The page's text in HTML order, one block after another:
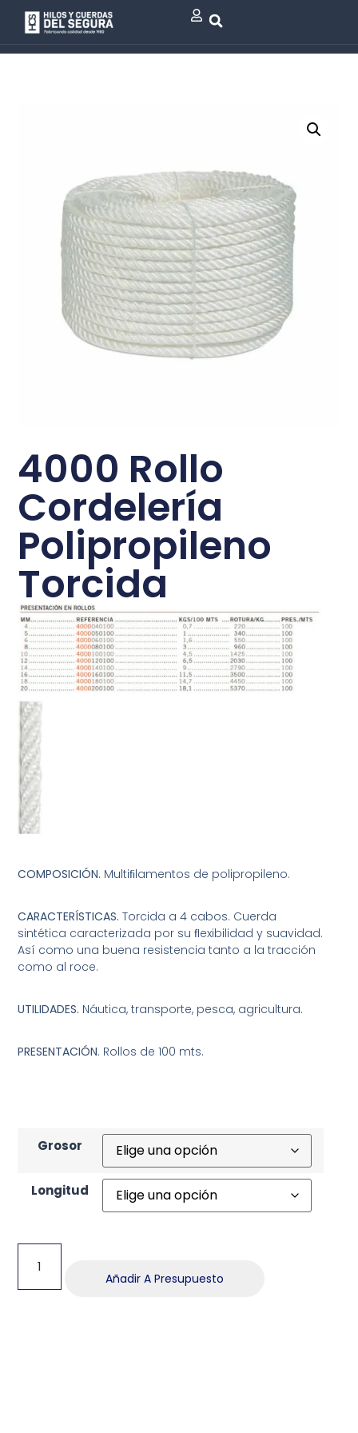
4000 Rollo
Cordelería
Polipropileno
Torcida
COMPOSICIÓN. Multiﬁlamentos de polipropileno.
CARACTERÍSTICAS. Torcida a 4 cabos. Cuerda
sintética caracterizada por su ﬂexibilidad y suavidad.
Así como una buena resistencia tanto a la tracción
como al roce.
UTILIDADES. Náutica, transporte, pesca, agricultura.
PRESENTACIÓN. Rollos de 100 mts.
Grosor
Longitud
Añadir A Presupuesto